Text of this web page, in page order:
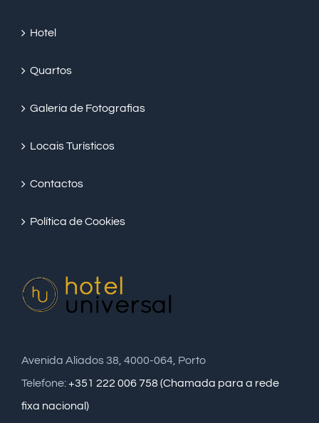
Hotel
Quartos
Galeria de Fotografias
Locais Turísticos
Contactos
Política de Cookies
Avenida Aliados 38, 4000-064, Porto
Telefone:+351 222 006 758 (Chamada para a rede
fixa nacional)